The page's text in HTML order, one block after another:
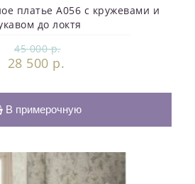
платье A056 с кружевами и
до локтя
45 000 р.
28 500 р.
В примерочную